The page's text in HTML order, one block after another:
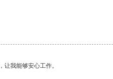
我能够安心工作。